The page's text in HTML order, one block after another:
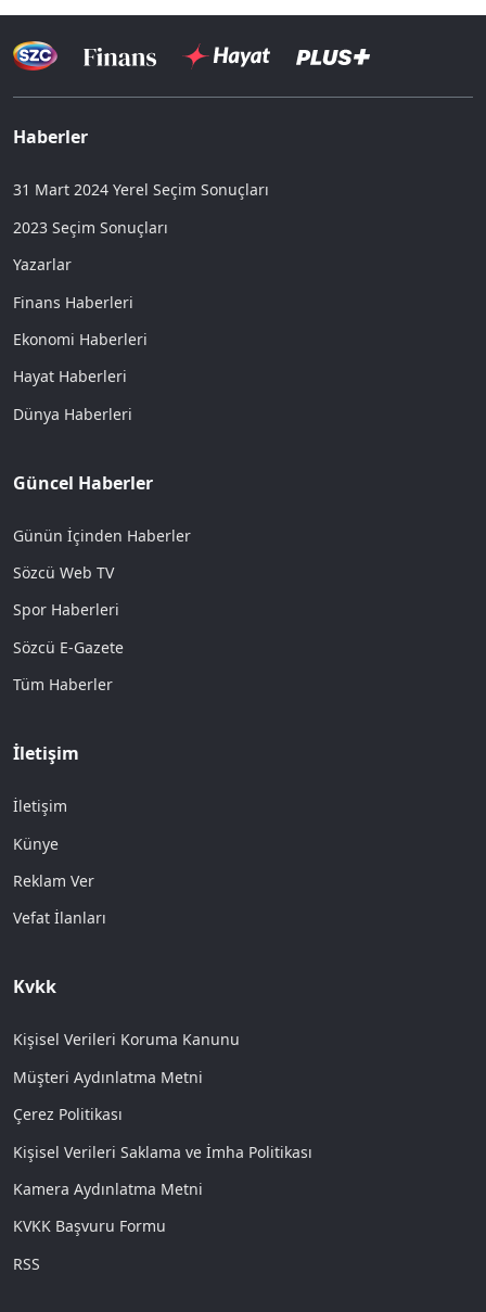
Haberler
31 Mart 2024 Yerel Seçim Sonuçları
2023 Seçim Sonuçları
Yazarlar
Finans Haberleri
Ekonomi Haberleri
Hayat Haberleri
Dünya Haberleri
Güncel Haberler
Günün İçinden Haberler
Sözcü Web TV
Spor Haberleri
Sözcü E-Gazete
Tüm Haberler
İletişim
İletişim
Künye
Reklam Ver
Vefat İlanları
Kvkk
Kişisel Verileri Koruma Kanunu
Müşteri Aydınlatma Metni
Çerez Politikası
Kişisel Verileri Saklama ve İmha Politikası
Kamera Aydınlatma Metni
KVKK Başvuru Formu
RSS